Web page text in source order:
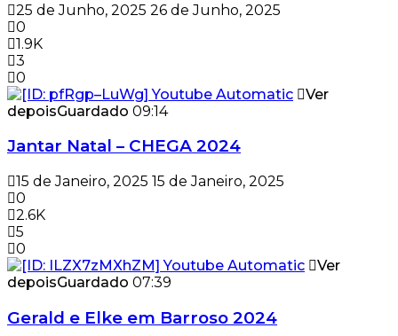
25 de Junho, 2025 26 de Junho, 2025
0
1.9K
3
0
Ver
depoisGuardado 09:14
Jantar Natal – CHEGA 2024
15 de Janeiro, 2025 15 de Janeiro, 2025
0
2.6K
5
0
Ver
depoisGuardado 07:39
Gerald e Elke em Barroso 2024